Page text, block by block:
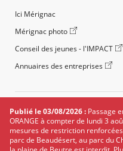
Publié le 03/08/2026 : Passage
ORANGE à compter de lundi 3
mesures de restriction
parc de Beaudésert, au parc du
Ici Mérignac
Mérignac photo
Conseil des jeunes - l'IMPACT
Annuaires des entreprises
©2024 Ville de
Footer
legals
Mentions légales
Foire aux questions